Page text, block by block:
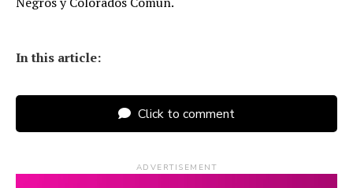
In this article:
Click to comment
ADVERTISEMENT